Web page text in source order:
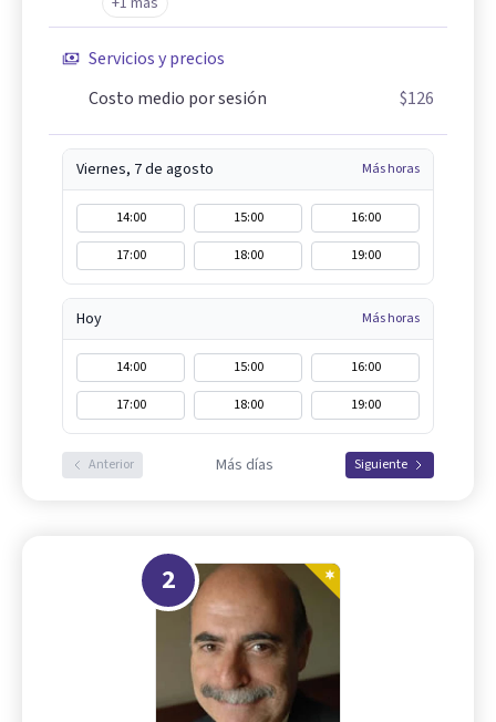
Servicios y precios
Costo medio por sesión
$126
Viernes, 7 de agosto Más horas
14:00 15:00
16:00
17:00
18:00 19:00
Hoy Más horas
14:00 15:00
16:00
17:00
18:00 19:00
Anterior Más días Siguiente
2